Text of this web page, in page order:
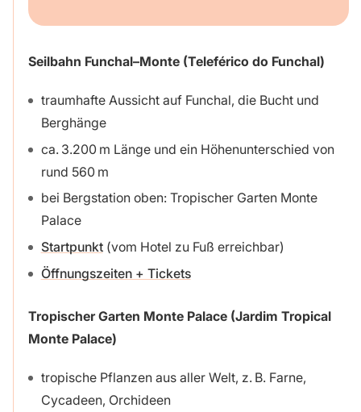
Seilbahn Funchal–Monte (Teleférico do Funchal)
traumhafte Aussicht auf Funchal, die Bucht und
Berghänge
ca. 3.200 m Länge und ein Höhenunterschied von
rund 560 m
bei Bergstation oben: Tropischer Garten Monte
Palace
Startpunkt(vom Hotel zu Fuß erreichbar)
Öffnungszeiten + Tickets
Tropischer Garten Monte Palace (Jardim Tropical
Monte Palace)
tropische Pflanzen aus aller Welt, z. B. Farne,
Cycadeen, Orchideen